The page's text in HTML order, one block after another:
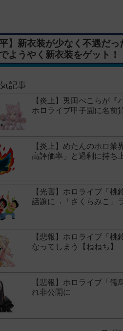
平】新衣装が少なく不遇だ
ようやく新衣装をゲット！
記事
【炎上】兎田ぺこらが
ホロライブ甲子園に名前
【炎上】めたんのホロ
高評価率」と過剰に持ち
【光害】ホロライブ「
話題に→「さくらみこ」
【悲報】ホロライブ「
なってしまう【ねねち】
【悲報】ホロライブ「
れ非公開に